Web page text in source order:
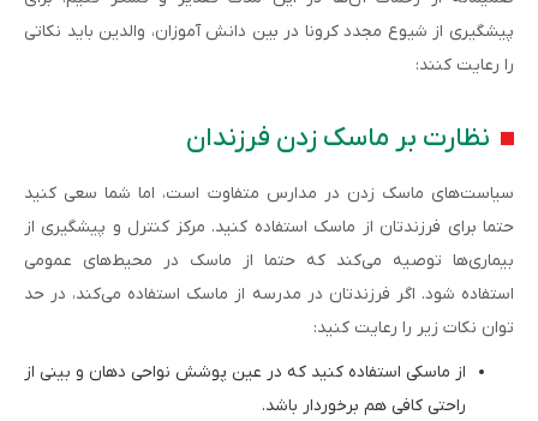
پیشگیری از شیوع مجدد کرونا در بین دانش آموزان، والدین باید نکاتی
را رعایت کنند:
نظارت بر ماسک زدن فرزندان
سیاست‌های ماسک زدن در مدارس متفاوت است، اما شما سعی کنید
حتما برای فرزندتان از ماسک استفاده کنید. مرکز کنترل و پیشگیری از
بیماری‌ها توصیه می‌کند که حتما از ماسک در محیط‌های عمومی
استفاده شود. اگر فرزندتان در مدرسه از ماسک استفاده می‌کند، در حد
توان نکات زیر را رعایت کنید:
از ماسکی استفاده کنید که در عین پوشش نواحی دهان و بینی از
راحتی کافی هم برخوردار باشد.